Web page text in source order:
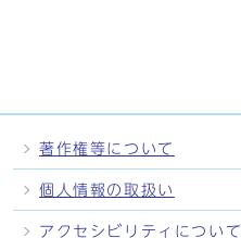
著作権等について
個人情報の取扱い
アクセシビリティについて